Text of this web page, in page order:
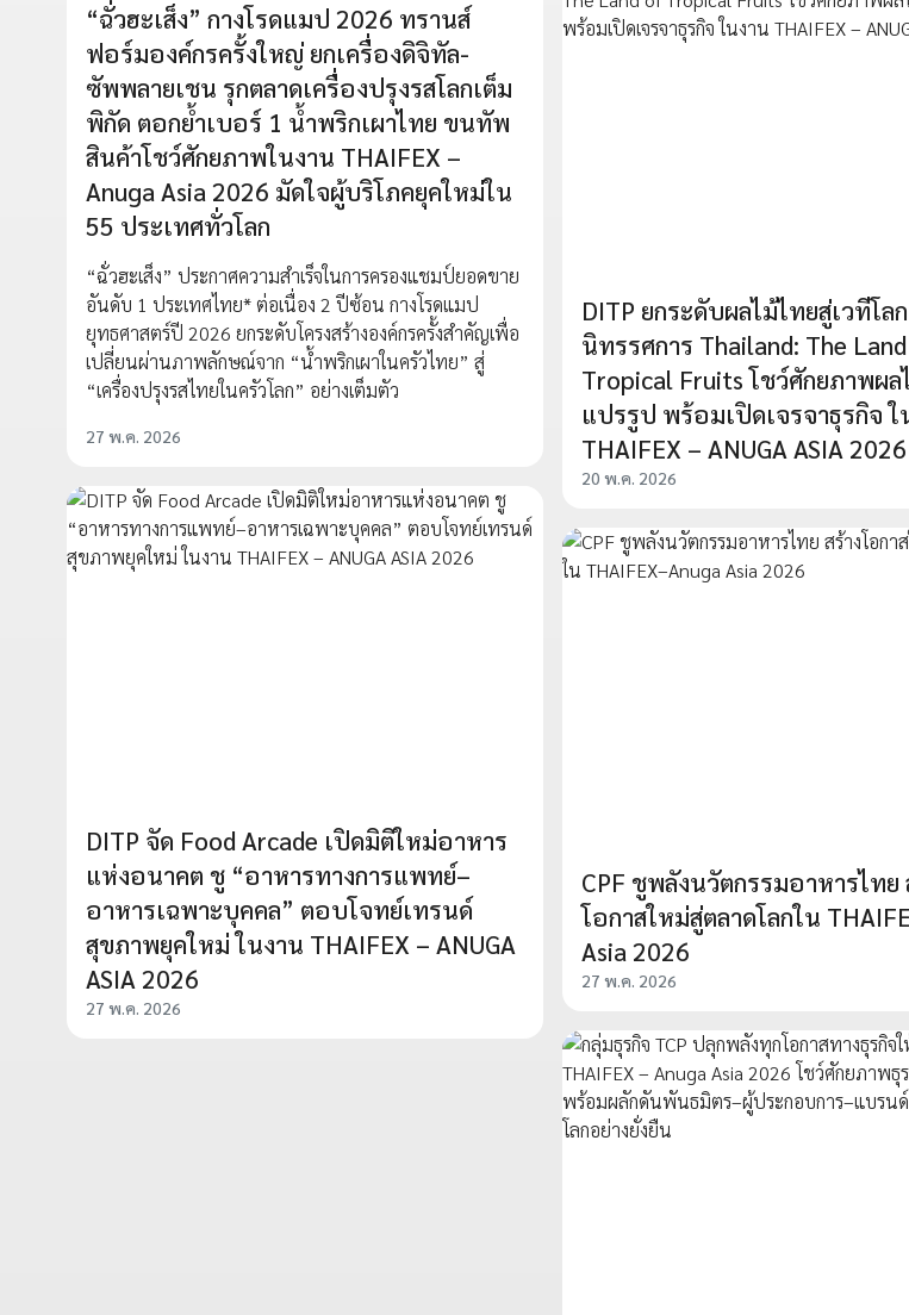
“ฉั่วฮะเส็ง” กางโรดแมป 2026 ทรานส์
ฟอร์มองค์กรครั้งใหญ่ ยกเครื่องดิจิทัล-
ซัพพลายเชน รุกตลาดเครื่องปรุงรสโลกเต็ม
พิกัด ตอกย้ำเบอร์ 1 น้ำพริกเผาไทย ขนทัพ
สินค้าโชว์ศักยภาพในงาน THAIFEX –
Anuga Asia 2026 มัดใจผู้บริโภคยุคใหม่ใน
55 ประเทศทั่วโลก
“ฉั่วฮะเส็ง” ประกาศความสำเร็จในการครองแชมป์ยอดขาย
อันดับ 1 ประเทศไทย* ต่อเนื่อง 2 ปีซ้อน กางโรดแมป
ยุทธศาสตร์ปี 2026 ยกระดับโครงสร้างองค์กรครั้งสำคัญเพื่อ
เปลี่ยนผ่านภาพลักษณ์จาก “น้ำพริกเผาในครัวไทย” สู่
“เครื่องปรุงรสไทยในครัวโลก” อย่างเต็มตัว
27 พ.ค. 2026
DITP ยกระดับผลไม้ไทยสู่เวทีโล
นิทรรศการ Thailand: The
Tropical Fruits โชว์ศักยภาพผล
แปรรูป พร้อมเปิดเจรจาธุรกิจ ใ
THAIFEX – ANUGA ASIA 2026
20 พ.ค. 2026
DITP จัด Food Arcade เปิดมิติใหม่อาหาร
แห่งอนาคต ชู “อาหารทางการแพทย์–
อาหารเฉพาะบุคคล” ตอบโจทย์เทรนด์
สุขภาพยุคใหม่ ในงาน THAIFEX – ANUGA
ASIA 2026
27 พ.ค. 2026
CPF ชูพลังนวัตกรรมอาหารไทย
โอกาสใหม่สู่ตลาดโลกใน
Asia 2026
27 พ.ค. 2026